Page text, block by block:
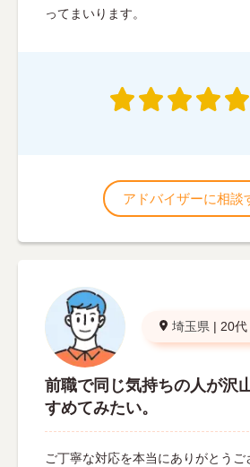
ってまいります。
アドバイザーに相談
埼玉県 | 20代
前職で同じ気持ちの人が沢
すめてみたい。
ご丁寧な対応を本当にありがとう